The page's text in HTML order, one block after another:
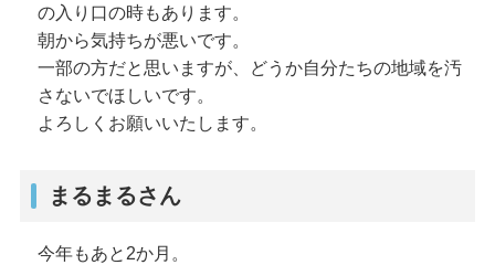
の入り口の時もあります。
朝から気持ちが悪いです。
一部の方だと思いますが、どうか自分たちの地域を汚
さないでほしいです。
よろしくお願いいたします。
まるまるさん
今年もあと2か月。